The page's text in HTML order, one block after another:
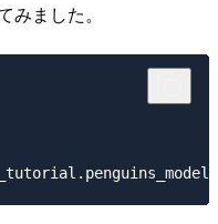
ました。